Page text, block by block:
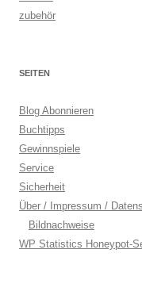
zubehör
SEITEN
Blog Abonnieren
Buchtipps
Gewinnspiele
Service
Sicherheit
Über / Impressum /
Bildnachweise
WP Statistics Honeypot-